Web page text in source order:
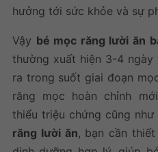
hưởng tới sức khỏe và sự
Vậy bé mọc răng lười ăn
thường xuất hiện 3-4
ra trong suốt giai đoạn
răng mọc hoàn chỉnh
thiểu triệu chứng cũng
răng lười ăn, bạn cần